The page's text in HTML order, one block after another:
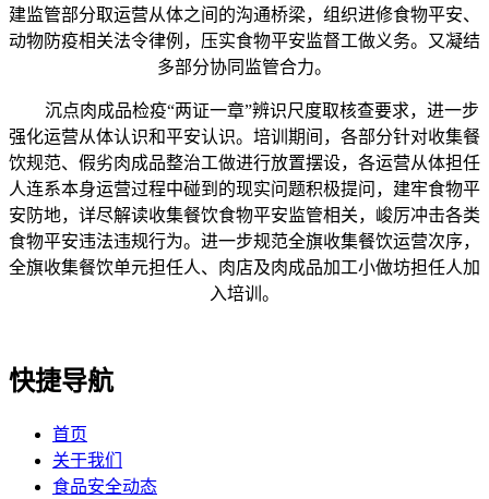
建监管部分取运营从体之间的沟通桥梁，组织进修食物平安、
动物防疫相关法令律例，压实食物平安监督工做义务。又凝结
多部分协同监管合力。
沉点肉成品检疫“两证一章”辨识尺度取核查要求，进一步
强化运营从体认识和平安认识。培训期间，各部分针对收集餐
饮规范、假劣肉成品整治工做进行放置摆设，各运营从体担任
人连系本身运营过程中碰到的现实问题积极提问，建牢食物平
安防地，详尽解读收集餐饮食物平安监管相关，峻厉冲击各类
食物平安违法违规行为。进一步规范全旗收集餐饮运营次序，
全旗收集餐饮单元担任人、肉店及肉成品加工小做坊担任人加
入培训。
快捷导航
首页
关于我们
食品安全动态